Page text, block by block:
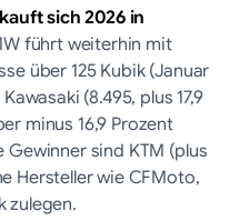
sich 2026 in
führt weiterhin mit
über 125 Kubik (Januar
(8.495, plus 17,9
minus 16,9 Prozent
sind KTM (plus
Hersteller wie CFMoto,
zulegen.